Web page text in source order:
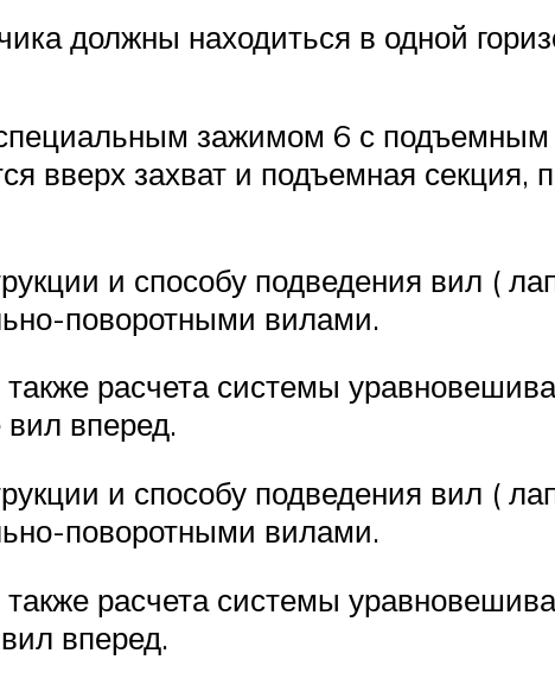
должны находиться в одной
зажимом 6 с
вверх захват и подъемная секция,
и способу подведения вил (
поворотными вилами.
расчета системы
вил вперед.
и способу подведения вил (
поворотными вилами.
расчета системы
вперед.